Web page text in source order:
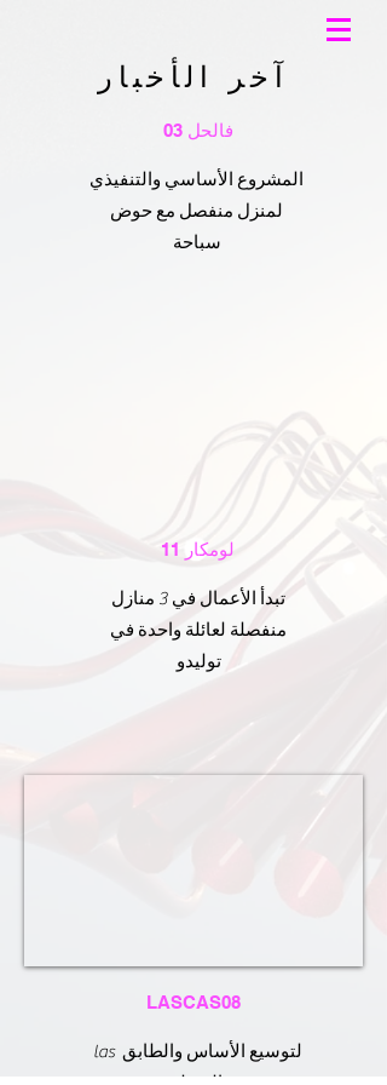
آخر الأخبار
فالحل 03
المشروع الأساسي والتنفيذي
لمنزل منفصل مع حوض
سباحة
لومكار 11
تبدأ الأعمال في 3 منازل
منفصلة لعائلة واحدة في
توليدو
LASCAS08
las لتوسيع الأساس والطابق